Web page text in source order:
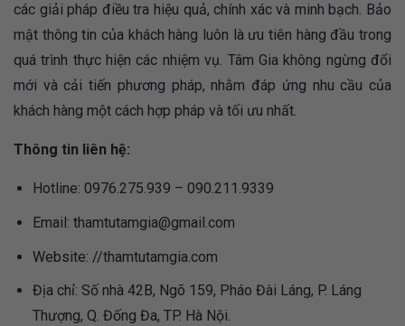
các giải pháp điều tra hiệu quả, chính xác và minh bạch. Bảo
mật thông tin của khách hàng luôn là ưu tiên hàng đầu trong
quá trình thực hiện các nhiệm vụ. Tâm Gia không ngừng đổi
mới và cải tiến phương pháp, nhằm đáp ứng nhu cầu của
khách hàng một cách hợp pháp và tối ưu nhất.
Thông tin liên hệ:
Hotline: 0976.275.939 – 090.211.9339
Email: thamtutamgia@gmail.com
Website: //thamtutamgia.com
Địa chỉ: Số nhà 42B, Ngõ 159, Pháo Đài Láng, P. Láng
Thượng, Q. Đống Đa, TP. Hà Nội.